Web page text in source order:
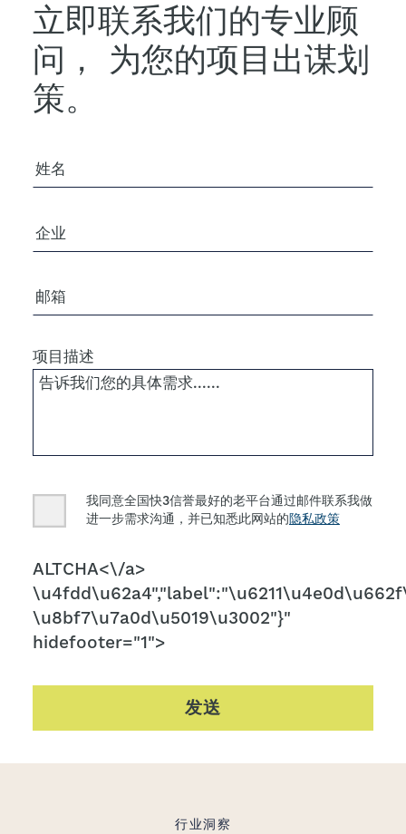
立即联系我们的专业顾
问，
为您的项目出谋划
策。
您的姓名
公司/组织
电子邮箱
项目描述
Consent
我同意全国快3信誉最好的老平台通过邮件联系我做
进一步需求沟通，并已知悉此网站的隐私政策
CAPTCHA
ALTCHA<\/a>
\u8bf7\u7a0d\u5019\u3002"}"
hidefooter="1">
发送
行业洞察